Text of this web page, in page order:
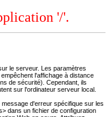
'/'.
le serveur. Les paramètres
l'affichage à distance
de sécurité). Cependant, ils
sur l'ordinateur serveur local.
d'erreur spécifique sur les
dans un fichier de configuration